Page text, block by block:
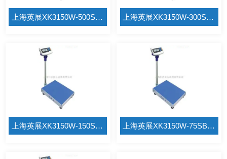
上海英展XK3150W-500SB731计重电子秤外接232串口 上海英展XK3150W-300SB731计重电子秤实用的电子秤
上海英展XK3150W-150SB731计重电子秤优惠电子秤 上海英展XK3150W-75SB731计重电子秤